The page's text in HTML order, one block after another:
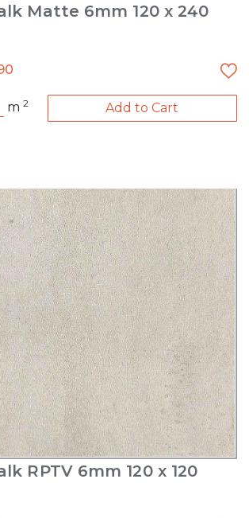
Matte 6mm 120 x 240
m2 Add to Cart
RPTV 6mm 120 x 120